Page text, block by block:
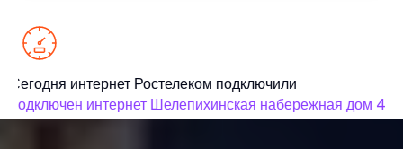
Сегодня интернет Ростелеком подключили
подключен интернет Шелепихинская набережная дом 4